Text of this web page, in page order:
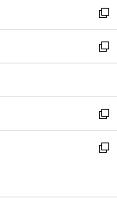
く
ド
ウ
で
開
ィ
ン
ド
ウ
開
く
い
ウ
ィ
ン
ウ
で
開
く
新
し
い
ウ
ン
ド
ウ
で
新
し
ウ
ィ
ン
ド
開
新
し
い
ン
新
ウ